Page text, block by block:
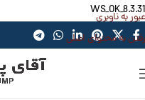
WS_OK_8.3.31
عبور به ناوبری
رفتن به محتوای اصلی